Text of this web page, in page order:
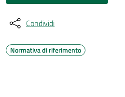
Condividi
Normativa di riferimento